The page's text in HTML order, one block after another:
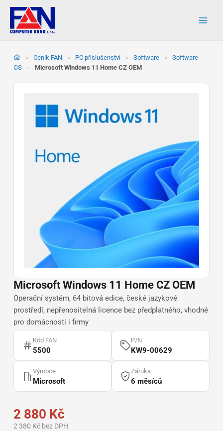
obsah
» Ceník FAN » PC příslušenství » Software »
Software -
OS
» Microsoft Windows 11 Home CZ OEM
Microsoft Windows 11 Home CZ OEM
Operační systém, 64 bitová edice, české jazykové
prostředí, nepřenositelná licence bez předplatného, vhodné
pro domácnosti i firmy
Kód FAN
5500
P/N
KW9-00629
Výrobce
Microsoft
Záruka
6 měsíců
2 880 Kč
2 380 Kč bez DPH